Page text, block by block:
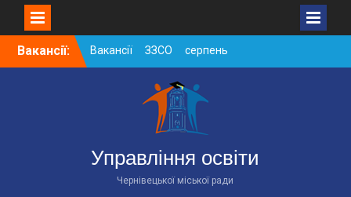
SkipВакансії:
Вакансії ЗЗСО серпень
2026
Вакансії ЗЗСО червень
Вакансії у ЗДО та
дошкільних підрозділах
ЗЗСО станом на
01.08.2026 р.
Управління освіти
Чернівецької міської ради